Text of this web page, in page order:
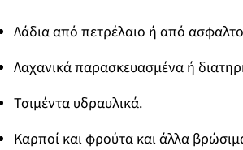
Λάδια από πετρέλαιο ή από
Λαχανικά παρασκευασμένα ή
Τσιμέντα υδραυλικά.
Καρποί και φρούτα και άλλα